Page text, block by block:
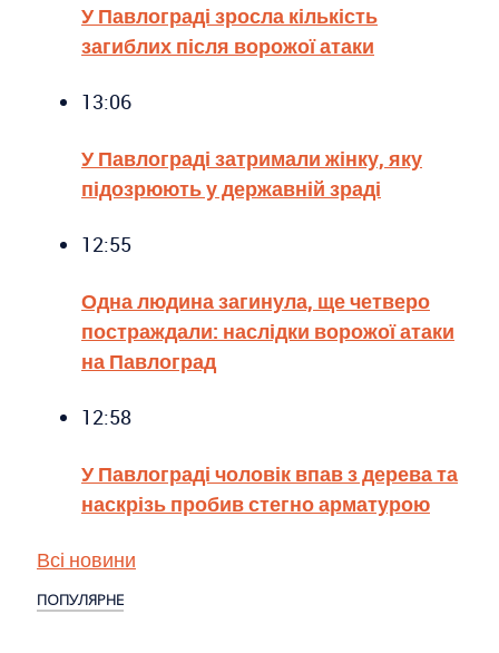
У Павлограді зросла кількість
загиблих після ворожої атаки
13:06
У Павлограді затримали жінку, яку
підозрюють у державній зраді
12:55
Одна людина загинула, ще четверо
постраждали: наслідки ворожої атаки
на Павлоград
12:58
У Павлограді чоловік впав з дерева та
наскрізь пробив стегно арматурою
Всі новини
ПОПУЛЯРНЕ